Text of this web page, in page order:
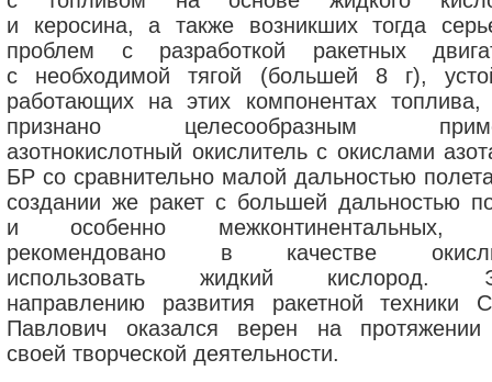
и керосина, а также возникших тогда
проблем с разработкой ракетных
с необходимой тягой (большей 8 г),
работающих на этих компонентах
признано целесообразным
азотнокислотный окислитель с окислами
БР со сравнительно малой дальностью
создании же ракет с большей дальностью
и особенно межконтинентальных,
рекомендовано в качестве
использовать жидкий кислород.
направлению развития ракетной техники
Павлович оказался верен на протяжении
своей творческой деятельности.